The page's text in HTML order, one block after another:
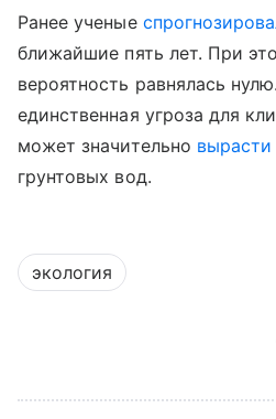
Ранее ученые
ближайшие пять лет. При
вероятность равнялась
единственная угроза для
может значительно вырасти
грунтовых вод.
экология